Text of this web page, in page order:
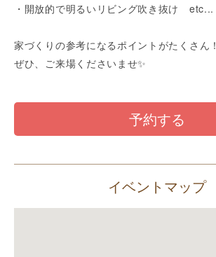
・開放的で明るいリビング吹き抜け etc...
家づくりの参考になるポイントがたくさん！
ぜひ、ご来場くださいませ✨
予約する
イベントマップ